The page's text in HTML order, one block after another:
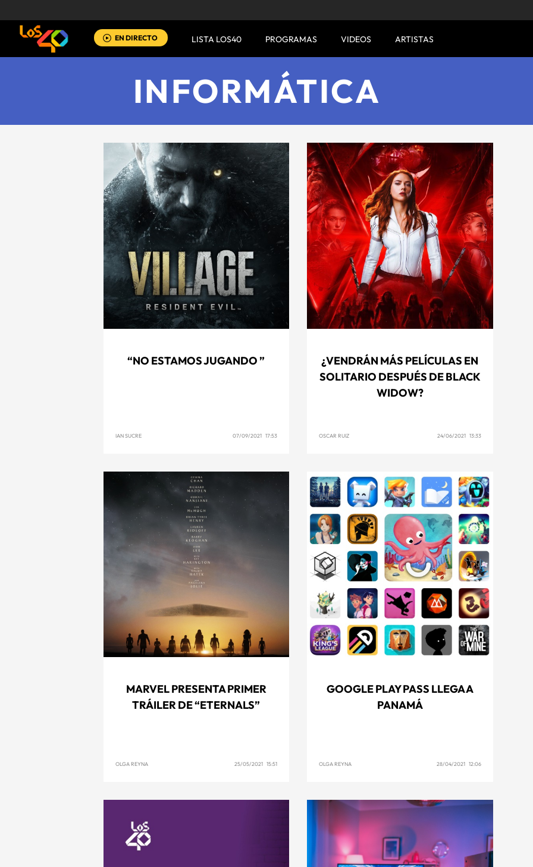
EN DIRECTO LISTA LOS40 PROGRAMAS VIDEOS ARTISTAS
INFORMÁTICA
“NO ESTAMOS JUGANDO ”
IAN SUCRE 07/09/2021 17:53
¿VENDRÁN MÁS PELÍCULAS EN
SOLITARIO DESPUÉS DE BLACK
WIDOW?
OSCAR RUIZ 24/06/2021 13:33
MARVEL PRESENTA PRIMER
TRÁILER DE “ETERNALS”
OLGA REYNA 25/05/2021 15:51
GOOGLE PLAY PASS LLEGA A
PANAMÁ
OLGA REYNA 28/04/2021 12:06